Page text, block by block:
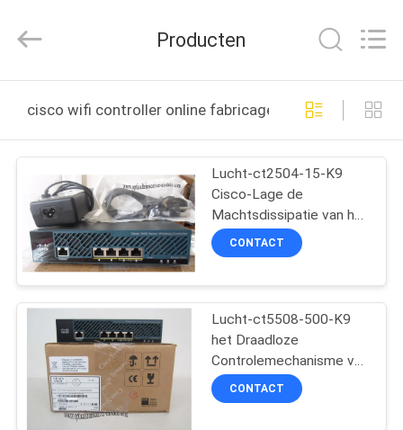
PRODUCTEN
VIDEO'S
OVER
ONS
FABRIEKSTOCHT
KWALITEITSCONTROLE
Ltd..
Producten
cisco wifi controller online fabricage
Lucht-ct2504-15-K9
Cisco-Lage de
Machtsdissipatie van het
Netwerkcontrolemechanisme
met 15 Ap Vergunningen
CONTACT
Lucht-ct5508-500-K9
het Draadloze
Controlemechanisme van
Cisco, Cisco 5500
Reeksen Draadloos
CONTACT